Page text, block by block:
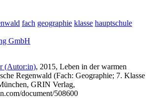
fach geographie klasse hauptschule
GmbH
(Autor:in), 2015, Leben in der warmen
Regenwald (Fach: Geographie; 7. Klasse
GRIN Verlag,
document/508600